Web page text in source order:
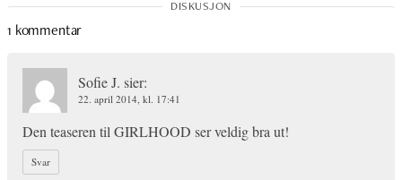
1 kommentar
Sofie J. sier:
22. april 2014, kl. 17:41
Den teaseren til GIRLHOOD ser veldig bra ut!
Svar